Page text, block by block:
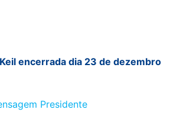
encerrada dia 23 de dezembro